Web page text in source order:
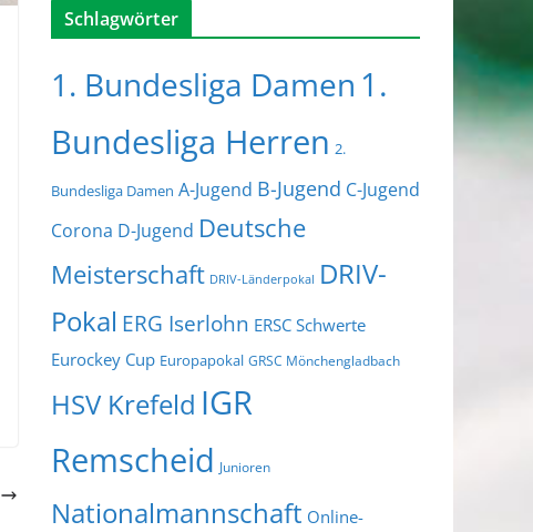
Schlagwörter
1. Bundesliga Damen 1.
Bundesliga Herren 2.
Bundesliga Damen A-Jugend B-Jugend C-Jugend
Corona D-Jugend Deutsche
Meisterschaft DRIV-Länderpokal DRIV-
Pokal ERG Iserlohn ERSC Schwerte
Eurockey Cup Europapokal GRSC Mönchengladbach
HSV Krefeld IGR
Remscheid Junioren
Nationalmannschaft Online-